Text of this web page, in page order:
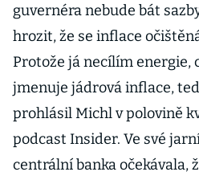
guvernéra nebude bát
hrozit, že se inflace
Protože já necílím energie,
jmenuje jádrová inflace,
prohlásil Michl v polovině
podcast Insider. Ve své
centrální banka očekávala,